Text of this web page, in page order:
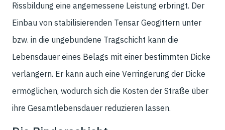
Rissbildung eine angemessene Leistung erbringt. Der
Einbau von stabilisierenden Tensar Geogittern unter
bzw. in die ungebundene Tragschicht kann die
Lebensdauer eines Belags mit einer bestimmten Dicke
verlängern. Er kann auch eine Verringerung der Dicke
ermöglichen, wodurch sich die Kosten der Straße über
ihre Gesamtlebensdauer reduzieren lassen.